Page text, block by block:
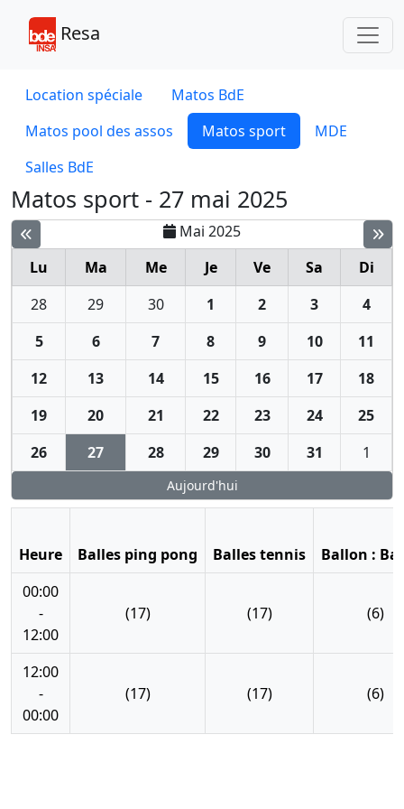
Resa
Location spéciale
Matos BdE
Matos pool des assos
Matos sport
MDE
Salles BdE
Matos sport - 27 mai 2025
Mai 2025
Lu
Ma Me Je Ve Sa
Di
28
29 30 1 2 3
4
5
6 7 8 9 10
11
12
13 14 15 16 17
18
19
20 21 22 23 24
25
26
27 28 29 30 31 1
Aujourd'hui
Heure Balles ping pong Balles tennis
Ballon :
00:00
-
12:00
(17) (17) (6)
12:00
-
00:00
(17) (17) (6)